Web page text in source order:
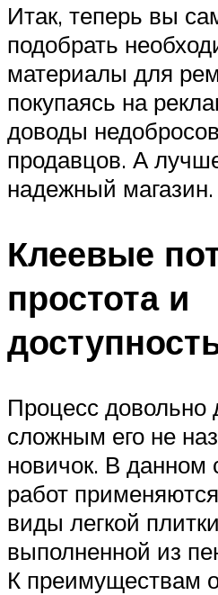
Итак, теперь вы
подобрать
материалы для
покупаясь на
доводы
продавцов. А
надежный магазин.
Клеевые
простота и
Процесс довольно
сложным его не
новичок. В данном
работ
виды легкой
выполненной из
К преимуществам